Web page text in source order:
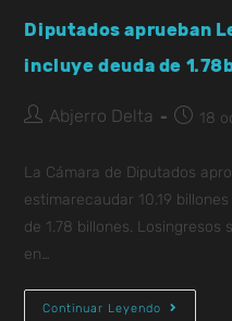
Diputados aprueban
incluye deuda de
Abjerro Delta 18
La Cámara de Diputados
estimarecaudar 10.19
de 1.78 billones. Losingresos
en…
Continuar Leyendo